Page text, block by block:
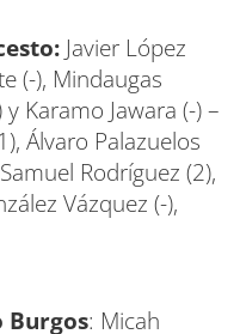
Javier López
(-), Mindaugas
Karamo Jawara (-) –
Álvaro Palazuelos
Rodríguez (2),
Vázquez (-),
Burgos: Micah